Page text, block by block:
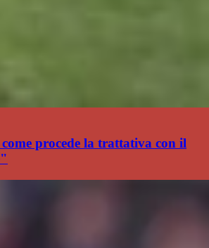
procede la trattativa con il